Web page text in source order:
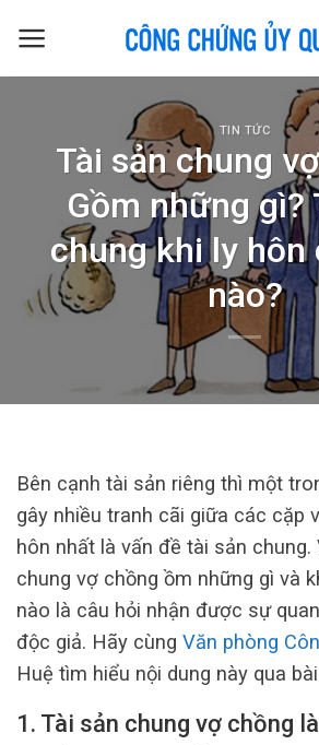
TIN TỨC
Tài sản chung
Gồm những gì?
chung khi ly hôn
nào?
Bên cạnh tài sản riêng thì một
gây nhiều tranh cãi giữa các cặp
hôn nhất là vấn đề tài sản chung.
chung vợ chồng ồm những gì và
nào là câu hỏi nhận được sự
độc giả. Hãy cùng Văn phòng
Huệ tìm hiểu nội dung này qua
1 . Tài sản chung vợ chồng